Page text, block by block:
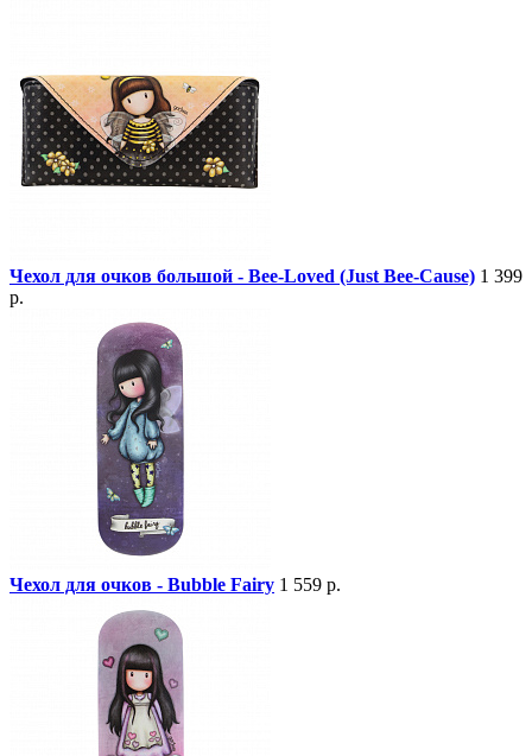
Чехол для очков большой - Bee-Loved (Just Bee-Cause) 1 399
р.
Чехол для очков - Bubble Fairy 1 559 р.